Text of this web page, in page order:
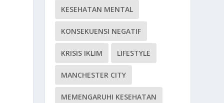
KESEHATAN MENTAL
KONSEKUENSI NEGATIF
KRISIS IKLIM LIFESTYLE
MANCHESTER CITY
MEMENGARUHI KESEHATAN